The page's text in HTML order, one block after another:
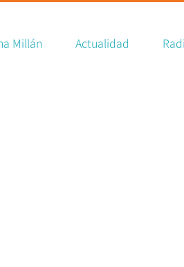
Millán Actualidad